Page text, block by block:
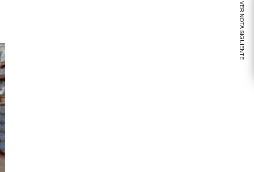
VER NOTA SIGUIENTE